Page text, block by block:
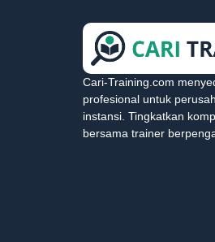
Cari-Training.com
profesional untuk
instansi. Tingkatkan
bersama trainer